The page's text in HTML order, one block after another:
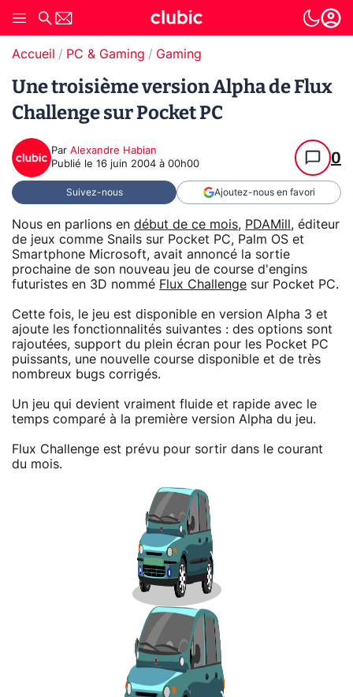
Accueil PC & Gaming Gaming
Une troisième version Alpha de Flux
Challenge sur Pocket PC
Par Alexandre Habian
Publié le 16 juin 2004 à 00h00 0
Suivez-nous Ajoutez-nous en favori
Nous en parlions en début de ce mois, PDAMill , éditeur
de jeux comme Snails sur Pocket PC, Palm OS et
Smartphone Microsoft, avait annoncé la sortie
prochaine de son nouveau jeu de course d'engins
futuristes en 3D nommé Flux Challenge sur Pocket PC.
Cette fois, le jeu est disponible en version Alpha 3 et
ajoute les fonctionnalités suivantes : des options sont
rajoutées, support du plein écran pour les Pocket PC
puissants, une nouvelle course disponible et de très
nombreux bugs corrigés.
Un jeu qui devient vraiment fluide et rapide avec le
temps comparé à la première version Alpha du jeu.
Flux Challenge est prévu pour sortir dans le courant
du mois.